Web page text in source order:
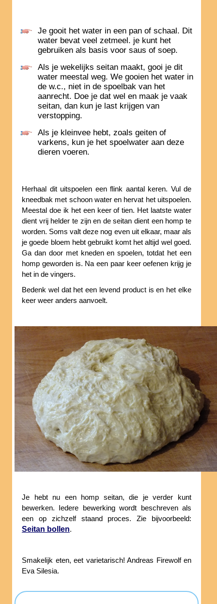
Je gooit het water in een pan of schaal. Dit
water bevat veel zetmeel. je kunt het
gebruiken als basis voor saus of soep.
Als je wekelijks seitan maakt, gooi je dit
water meestal weg. We gooien het water in
de w.c., niet in de spoelbak van het
aanrecht. Doe je dat wel en maak je vaak
seitan, dan kun je last krijgen van
verstopping.
Als je kleinvee hebt, zoals geiten of
varkens, kun je het spoelwater aan deze
dieren voeren.
Herhaal dit uitspoelen een flink aantal keren. Vul de
kneedbak met schoon water en hervat het uitspoelen.
Meestal doe ik het een keer of tien. Het laatste water
dient vrij helder te zijn en de seitan dient een homp te
worden. Soms valt deze nog even uit elkaar, maar als
je goede bloem hebt gebruikt komt het altijd wel goed.
Ga dan door met kneden en spoelen, totdat het een
homp geworden is. Na een paar keer oefenen krijg je
het in de vingers.
Bedenk wel dat het een levend product is en het elke
keer weer anders aanvoelt.
Je hebt nu een homp seitan, die je verder kunt
bewerken. Iedere bewerking wordt beschreven als
een op zichzelf staand proces. Zie bijvoorbeeld:
Seitan bollen.
Smakelijk eten, eet varietarisch! Andreas Firewolf en
Eva Silesia.